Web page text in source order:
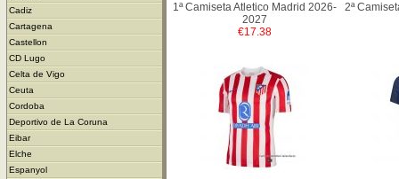
Cadiz
Cartagena
Castellon
CD Lugo
Celta de Vigo
Ceuta
Cordoba
Deportivo de La Coruna
Eibar
Elche
Espanyol
1ª Camiseta Atletico Madrid 2026-
2027
€17.38
2ª